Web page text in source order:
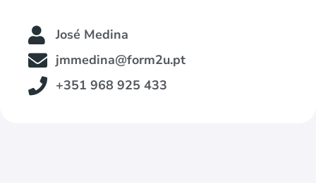
José Medina
jmmedina@form2u.pt
+351 968 925 433